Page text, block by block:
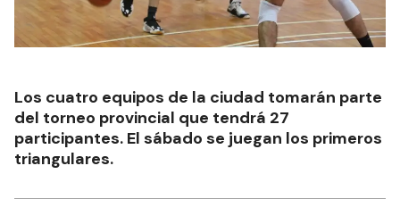
Los cuatro equipos de la ciudad tomarán parte
del torneo provincial que tendrá 27
participantes. El sábado se juegan los primeros
triangulares.